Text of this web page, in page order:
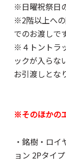
※日曜祝祭日
※2階以上へ
でのお渡しです
※４トントラ
ックが入らな
お引渡しとな
※そのほかの
・銘樹・ロイ
ョン 2Pタイプ